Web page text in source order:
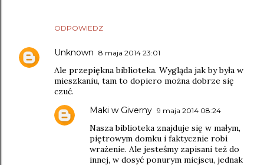
ODPOWIEDZ
Unknown 8 maja 2014 23:01
Ale przepiękna biblioteka. Wygląda jak by była w
mieszkaniu, tam to dopiero można dobrze się
czuć.
Maki w Giverny 9 maja 2014 08:24
Nasza biblioteka znajduje się w małym,
piętrowym domku i faktycznie robi
wrażenie. Ale jesteśmy zapisani też do
innej, w dosyć ponurym miejscu, jednak